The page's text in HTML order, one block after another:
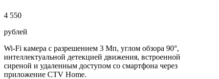
4 550
рублей
Wi-Fi камера с разрешением 3 Мп, углом обзора 90°,
интеллектуальной детекцией движения, встроенной
сиреной и удаленным доступом со смартфона через
приложение CTV Home.